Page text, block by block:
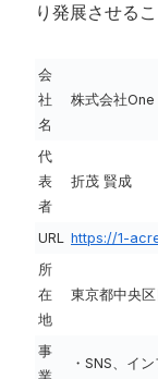
り発展させる
会
社
名
株式会社
代
表
者
折茂 賢成
URL
https://1-
所
在
地
東京都中央
事
・SNS、イ